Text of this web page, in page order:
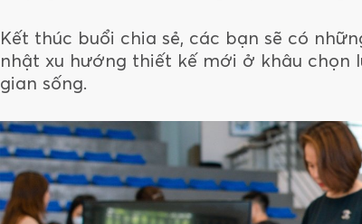
Kết thúc buổi chia sẻ, các bạn sẽ có
nhật xu hướng thiết kế mới ở khâu chọn
gian sống.